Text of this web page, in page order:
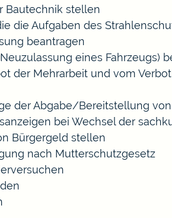
Bautechnik stellen
die Aufgaben des
beantragen
eines Fahrzeugs)
der Mehrarbeit und vom
der Abgabe/Bereitstellung
bei Wechsel der
Bürgergeld stellen
nach Mutterschutzgesetz